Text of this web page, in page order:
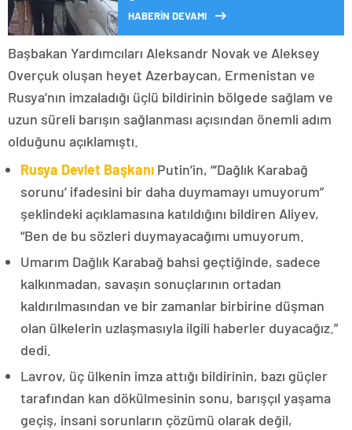
HABERİN DEVAMI
Başbakan Yardımcıları Aleksandr Novak ve Aleksey
Overçuk oluşan heyet Azerbaycan, Ermenistan ve
Rusya’nın imzaladığı üçlü bildirinin bölgede sağlam ve
uzun süreli barışın sağlanması açısından önemli adım
olduğunu açıklamıştı.
Rusya Devlet Başkanı Putin’in, “‘Dağlık Karabağ
sorunu’ ifadesini bir daha duymamayı umuyorum”
şeklindeki açıklamasına katıldığını bildiren Aliyev,
“Ben de bu sözleri duymayacağımı umuyorum.
Umarım Dağlık Karabağ bahsi geçtiğinde, sadece
kalkınmadan, savaşın sonuçlarının ortadan
kaldırılmasından ve bir zamanlar birbirine düşman
olan ülkelerin uzlaşmasıyla ilgili haberler duyacağız.”
dedi.
Lavrov, üç ülkenin imza attığı bildirinin, bazı güçler
tarafından kan dökülmesinin sonu, barışçıl yaşama
geçiş, insani sorunların çözümü olarak değil,